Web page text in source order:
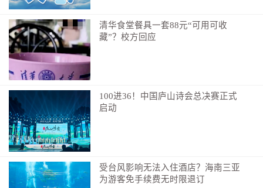
清华食堂餐具一套88元“可用可收
藏”？校方回应
100进36！中国庐山诗会总决赛正式
启动
受台风影响无法入住酒店？海南三亚
为游客免手续费无时限退订